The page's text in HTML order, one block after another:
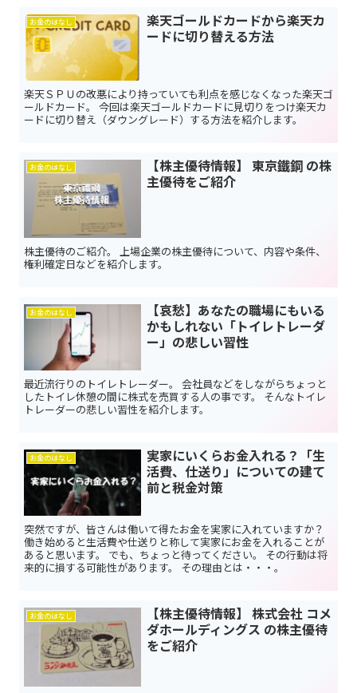
お金のはなし
楽天ゴールドカードから楽天カ
ードに切り替える方法
楽天ＳＰＵの改悪により持っていても利点を感じなくなった楽天ゴ
ールドカード。 今回は楽天ゴールドカードに見切りをつけ楽天カ
ードに切り替え（ダウングレード）する方法を紹介します。
お金のはなし
【株主優待情報】 東京鐵鋼 の株
主優待をご紹介
株主優待のご紹介。 上場企業の株主優待について、内容や条件、
権利確定日などを紹介します。
お金のはなし
【哀愁】あなたの職場にもいる
かもしれない「トイレトレーダ
ー」の悲しい習性
最近流行りのトイレトレーダー。 会社員などをしながらちょっと
したトイレ休憩の間に株式を売買する人の事です。 そんなトイレ
トレーダーの悲しい習性を紹介します。
お金のはなし
実家にいくらお金入れる？「生
活費、仕送り」についての建て
前と税金対策
突然ですが、皆さんは働いて得たお金を実家に入れていますか？
働き始めると生活費や仕送りと称して実家にお金を入れることが
あると思います。 でも、ちょっと待ってください。 その行動は将
来的に損する可能性があります。 その理由とは・・・。
お金のはなし
【株主優待情報】 株式会社 コメ
ダホールディングス の株主優待
をご紹介